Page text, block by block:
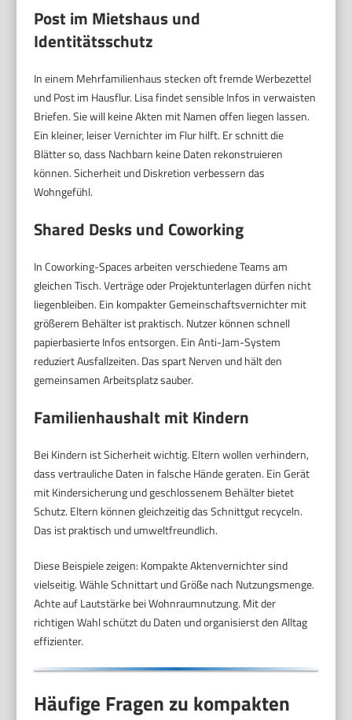
Post im Mietshaus und
Identitätsschutz
In einem Mehrfamilienhaus stecken oft fremde Werbezettel
und Post im Hausflur. Lisa findet sensible Infos in verwaisten
Briefen. Sie will keine Akten mit Namen offen liegen lassen.
Ein kleiner, leiser Vernichter im Flur hilft. Er schnitt die
Blätter so, dass Nachbarn keine Daten rekonstruieren
können. Sicherheit und Diskretion verbessern das
Wohngefühl.
Shared Desks und Coworking
In Coworking-Spaces arbeiten verschiedene Teams am
gleichen Tisch. Verträge oder Projektunterlagen dürfen nicht
liegenbleiben. Ein kompakter Gemeinschaftsvernichter mit
größerem Behälter ist praktisch. Nutzer können schnell
papierbasierte Infos entsorgen. Ein Anti-Jam-System
reduziert Ausfallzeiten. Das spart Nerven und hält den
gemeinsamen Arbeitsplatz sauber.
Familienhaushalt mit Kindern
Bei Kindern ist Sicherheit wichtig. Eltern wollen verhindern,
dass vertrauliche Daten in falsche Hände geraten. Ein Gerät
mit Kindersicherung und geschlossenem Behälter bietet
Schutz. Eltern können gleichzeitig das Schnittgut recyceln.
Das ist praktisch und umweltfreundlich.
Diese Beispiele zeigen: Kompakte Aktenvernichter sind
vielseitig. Wähle Schnittart und Größe nach Nutzungsmenge.
Achte auf Lautstärke bei Wohnraumnutzung. Mit der
richtigen Wahl schützt du Daten und organisierst den Alltag
effizienter.
Häufige Fragen zu kompakten